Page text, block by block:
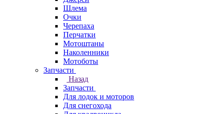
Шлема
Очки
Черепаха
Перчатки
Мотоштаны
Наколенники
Мотоботы
Запчасти
Назад
Запчасти
Для лодок и моторов
Для снегохода